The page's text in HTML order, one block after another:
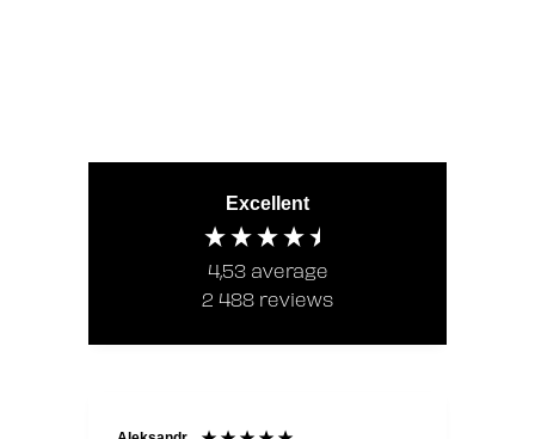
Excellent
4,53 average
2 488 reviews